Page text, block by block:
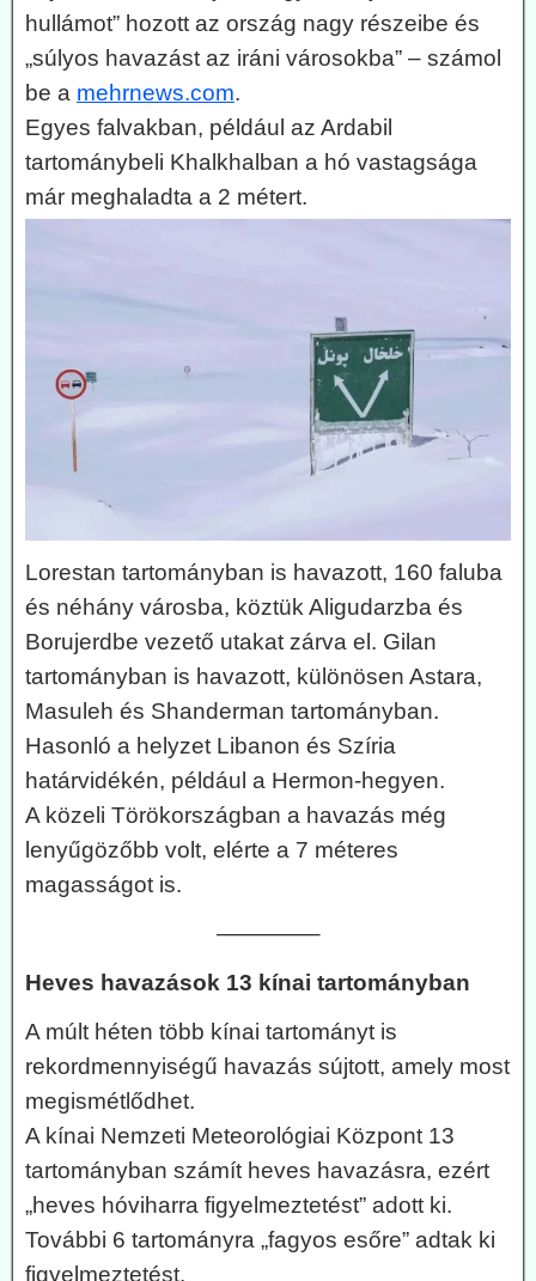
hullámot” hozott az ország nagy részeibe és
„súlyos havazást az iráni városokba” – számol
be a mehrnews.com.
Egyes falvakban, például az Ardabil
tartománybeli Khalkhalban a hó vastagsága
már meghaladta a 2 métert.
Lorestan tartományban is havazott, 160 faluba
és néhány városba, köztük Aligudarzba és
Borujerdbe vezető utakat zárva el. Gilan
tartományban is havazott, különösen Astara,
Masuleh és Shanderman tartományban.
Hasonló a helyzet Libanon és Szíria
határvidékén, például a Hermon-hegyen.
A közeli Törökországban a havazás még
lenyűgözőbb volt, elérte a 7 méteres
magasságot is.
————–
Heves havazások 13 kínai tartományban
A múlt héten több kínai tartományt is
rekordmennyiségű havazás sújtott, amely most
megismétlődhet.
A kínai Nemzeti Meteorológiai Központ 13
tartományban számít heves havazásra, ezért
„heves hóviharra figyelmeztetést” adott ki.
További 6 tartományra „fagyos esőre” adtak ki
figyelmeztetést.